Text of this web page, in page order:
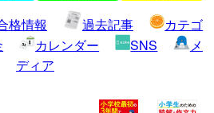
格情報 過去記事
カテゴ
カレンダー SNS
メ
ディア